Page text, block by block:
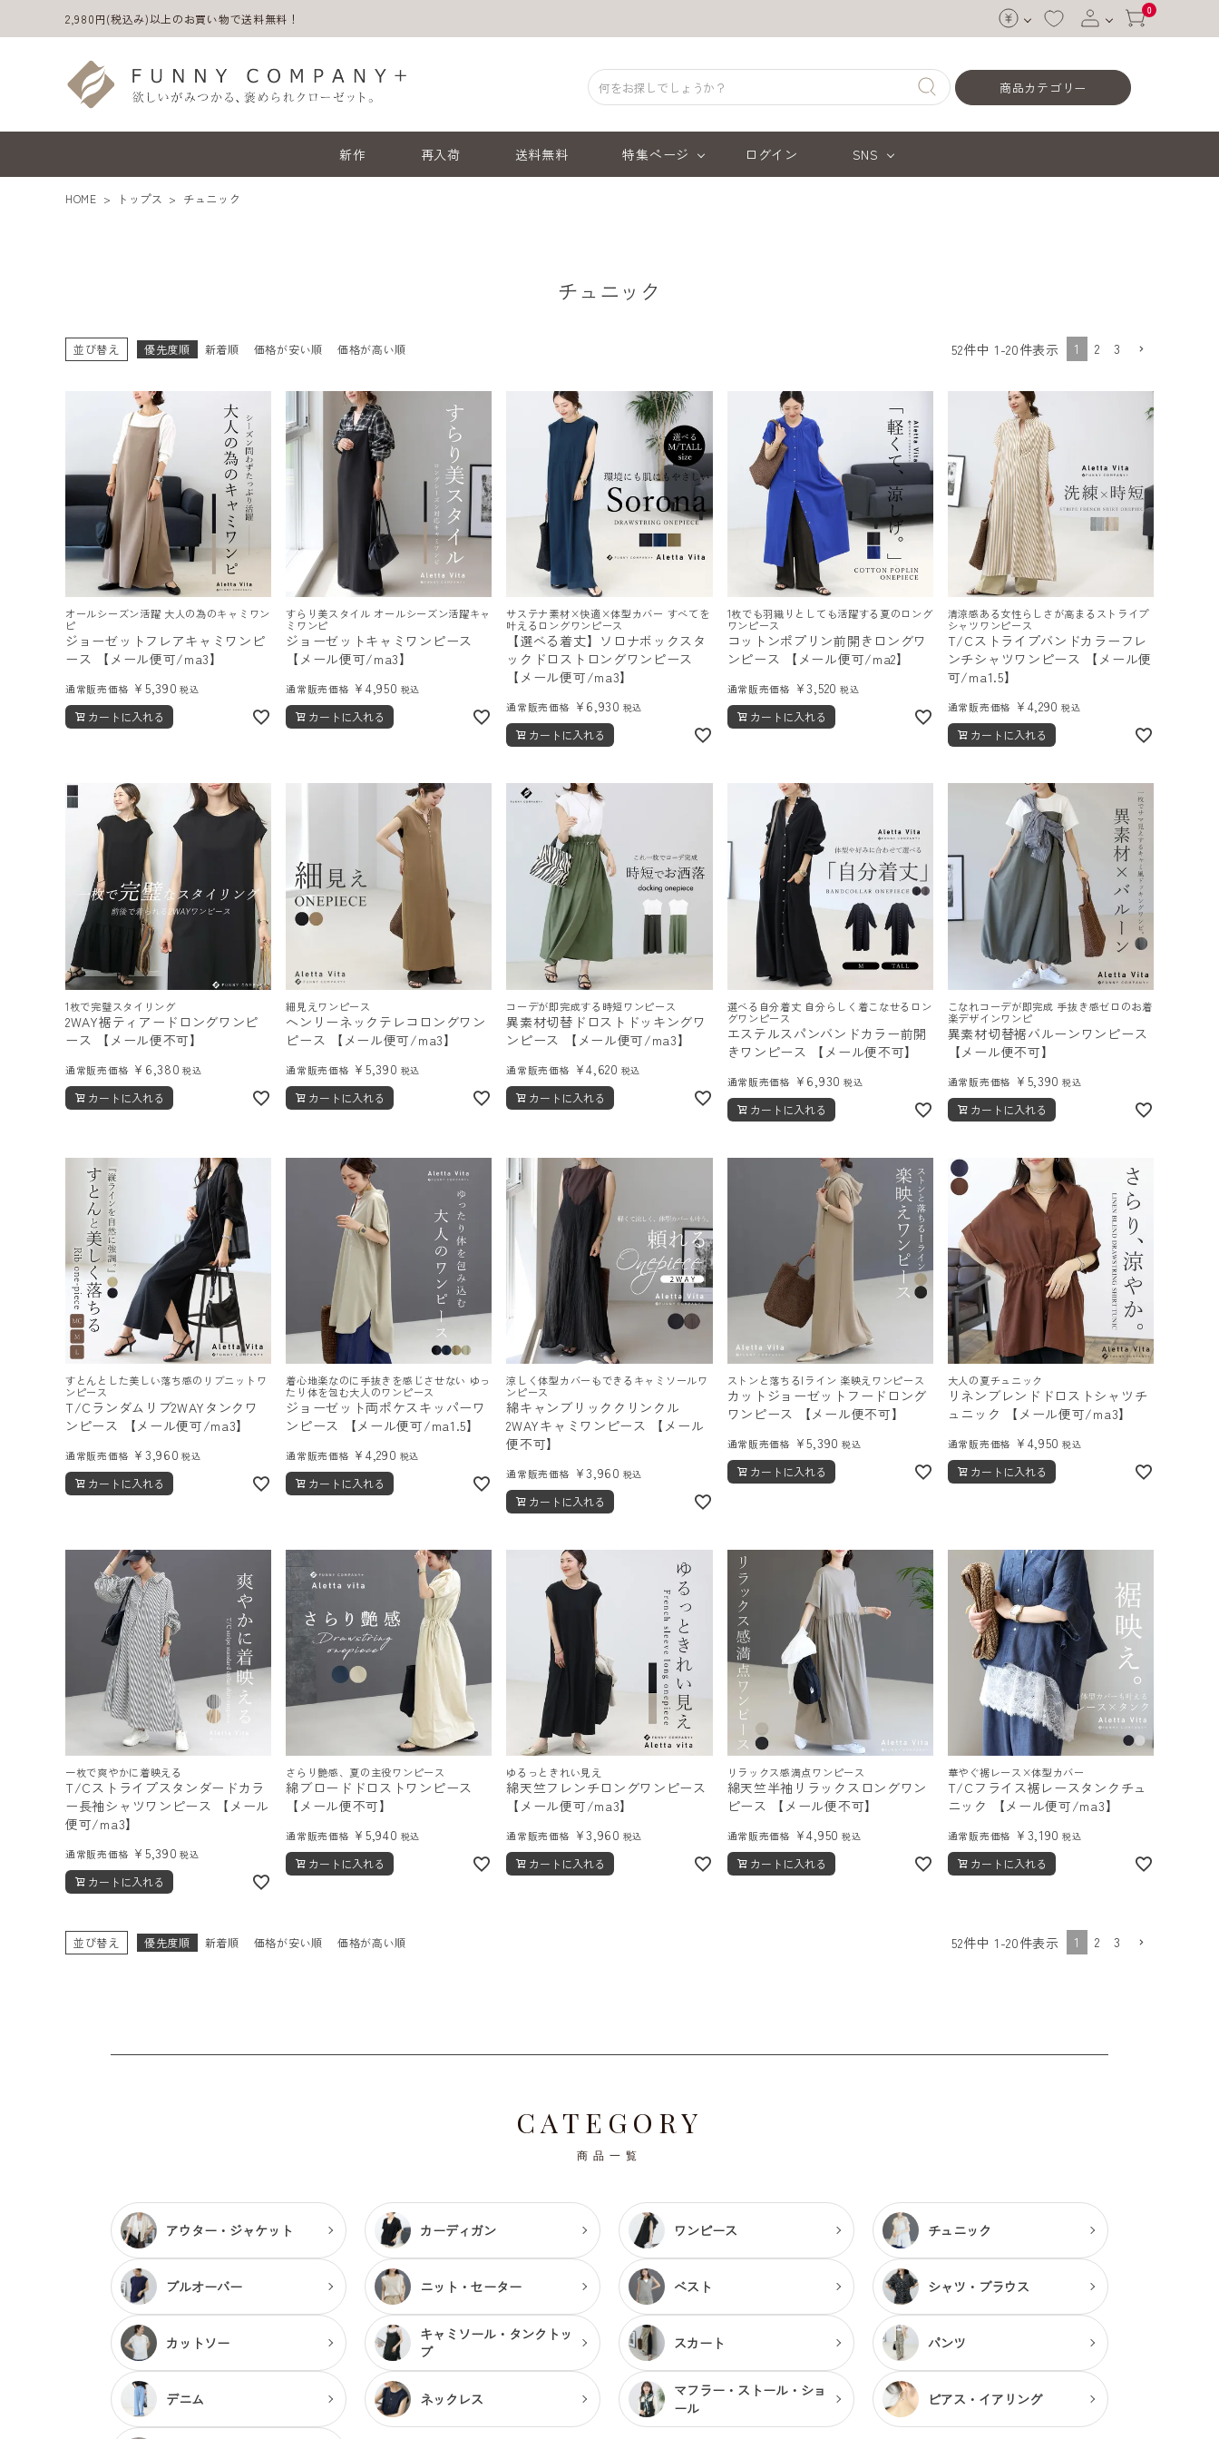
2,980円(税込み)以上のお買い物で送料無料！
会員登録
0
商品カテゴリー
新作 再入荷 送料無料 特集ページ ログイン SNS
ACCOUNT MENU
レディーストップス
レディースボトムス
ファッション雑貨
会員ステージ特典プログラムについて
HOME トップス チュニック
チュニック
並び替え 優先度順 新着順 価格が安い順 価格が高い順 52件中 1 -20件表示 1 2 3
オールシーズン活躍 大人の為のキャミワン
ピ
ジョーゼットフレアキャミワンピ
ース 【メール便可/ma3】
通常販売価格 ¥ 5,390 税込
カートに入れる
すらり美スタイル オールシーズン活躍キャ
ミワンピ
ジョーゼットキャミワンピース
【メール便可/ma3】
通常販売価格 ¥4,950 税込
カートに入れる
サステナ素材×快適×体型カバー すべてを
叶えるロングワンピース
【選べる着丈】ソロナボックスタ
ックドロストロングワンピース
【メール便可/ma3】
通常販売価格 ¥ 6,930 税込
カートに入れる
1枚でも羽織りとしても活躍する夏のロング
ワンピース
コットンポプリン前開きロングワ
ンピース 【メール便可/ma2】
通常販売価格 ¥3,520 税込
カートに入れる
清涼感ある女性らしさが高まるストライプ
シャツワンピース
T/Cストライプバンドカラーフレ
ンチシャツワンピース 【メール便
可/ma1.5】
通常販売価格 ¥ 4,290 税込
カートに入れる
1枚で完璧スタイリング
2WAY裾ティアードロングワンピ
ース 【メール便不可】
通常販売価格 ¥ 6,380 税込
カートに入れる
細見えワンピース
ヘンリーネックテレコロングワン
ピース 【メール便可/ma3】
通常販売価格 ¥5,390 税込
カートに入れる
コーデが即完成する時短ワンピース
異素材切替ドロストドッキングワ
ンピース 【メール便可/ma3】
通常販売価格 ¥4,620 税込
カートに入れる
選べる自分着丈 自分らしく着こなせるロン
グワンピース
エステルスパンバンドカラー前開
きワンピース 【メール便不可】
通常販売価格 ¥ 6,930 税込
カートに入れる
こなれコーデが即完成 手抜き感ゼロのお着
楽デザインワンピ
異素材切替裾バルーンワンピース
【メール便不可】
通常販売価格 ¥ 5,390 税込
カートに入れる
すとんとした美しい落ち感のリブニットワ
ンピース
T/Cランダムリブ2WAYタンクワ
ンピース 【メール便可/ma3】
通常販売価格 ¥ 3,960 税込
カートに入れる
着心地楽なのに手抜きを感じさせない ゆっ
たり体を包む大人のワンピース
ジョーゼット両ポケスキッパーワ
ンピース 【メール便可/ma1.5】
通常販売価格 ¥4,290 税込
カートに入れる
涼しく体型カバーもできるキャミソールワ
ンピース
綿キャンブリッククリンクル
2WAYキャミワンピース 【メール
便不可】
通常販売価格 ¥3,960 税込
カートに入れる
ストンと落ちるIライン 楽映えワンピース
カットジョーゼットフードロング
ワンピース 【メール便不可】
通常販売価格 ¥5,390 税込
カートに入れる
大人の夏チュニック
リネンブレンドドロストシャツチ
ュニック 【メール便可/ma3】
通常販売価格 ¥ 4,950 税込
カートに入れる
一枚で爽やかに着映える
T/Cストライプスタンダードカラ
ー長袖シャツワンピース 【メール
便可/ma3】
通常販売価格 ¥ 5,390 税込
カートに入れる
さらり艶感、夏の主役ワンピース
綿ブロードドロストワンピース
【メール便不可】
通常販売価格 ¥5,940 税込
カートに入れる
ゆるっときれい見え
綿天竺フレンチロングワンピース
【メール便可/ma3】
通常販売価格 ¥3,960 税込
カートに入れる
リラックス感満点ワンピース
綿天竺半袖リラックスロングワン
ピース 【メール便不可】
通常販売価格 ¥4,950 税込
カートに入れる
華やぐ裾レース×体型カバー
T/Cフライス裾レースタンクチュ
ニック 【メール便可/ma3】
通常販売価格 ¥ 3,190 税込
カートに入れる
並び替え 優先度順 新着順 価格が安い順 価格が高い順 52件中 1 -20件表示 1 2 3
CATEGORY
商品一覧
アウター・ ジャケット カーディガン ワンピース チュニック
プルオーバー ニット・セーター ベスト シャツ・ブラウス
カットソー キャミソール・ タンクトッ
プ
スカート パンツ
デニム ネックレス
マフラー・ストール・ショ
ール
ピアス・ イアリング